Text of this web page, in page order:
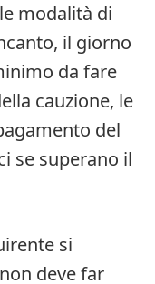
modalità di
il giorno
da fare
cauzione, le
del
se superano il
si
deve far